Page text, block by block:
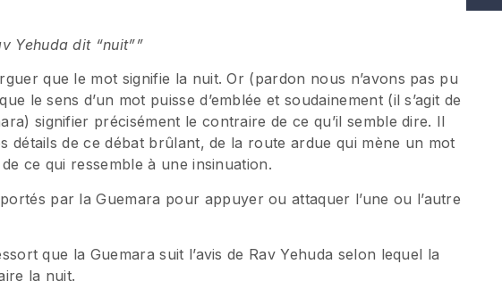
Yehuda dit “nuit””
que le mot signifie la nuit. Or (pardon nous n’avons pas pu
le sens d’un mot puisse d’emblée et soudainement (il s’agit de
signifier précisément le contraire de ce qu’il semble dire. Il
détails de ce débat brûlant, de la route ardue qui mène un mot
ce qui ressemble à une insinuation.
par la Guemara pour appuyer ou attaquer l’une ou l’autre
que la Guemara suit l’avis de Rav Yehuda selon lequel la
la nuit.